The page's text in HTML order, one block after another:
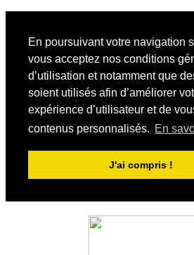
En poursuivant votre navigation
vous acceptez nos conditions
d’utilisation et notamment que
soient utilisés afin d’améliorer
expérience d’utilisateur et de
contenus personnalisés. En
J'ai compris !